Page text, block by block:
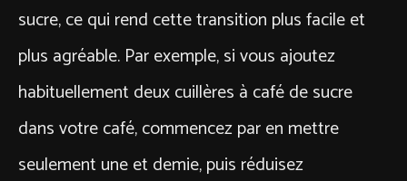
sucre, ce qui rend cette transition plus facile et
plus agréable. Par exemple, si vous ajoutez
habituellement deux cuillères à café de sucre
dans votre café, commencez par en mettre
seulement une et demie, puis réduisez